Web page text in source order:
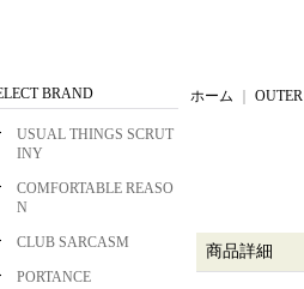
BRAND
USUAL THINGS SCRUT
INY
COMFORTABLE REASO
N
CLUB SARCASM
PORTANCE
ホーム OUTER
商品詳細